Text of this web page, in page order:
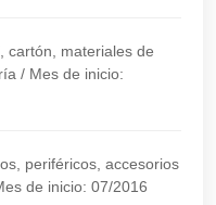
cartón, materiales de
/ Mes de inicio:
periféricos, accesorios
de inicio: 07/2016